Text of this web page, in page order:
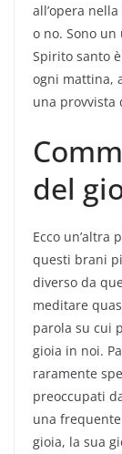
all’opera
o no. Sono
Spirito santo
ogni mattina,
una provvista
del
Ecco un’altra
questi brani
diverso da
meditare
parola su cui
gioia in noi.
raramente
preoccupati
una
gioia, la sua